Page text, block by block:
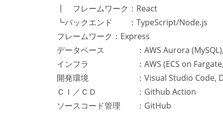
┃ フレームワーク：React
┗バックエンド ：TypeScript/Node.js
フレームワーク：Express
データベース ：AWS Aurora (MySQL),
インフラ ：AWS (ECS on Fargate,
開発環境 ：Visual Studio Code,
ＣＩ／ＣＤ ：Github Action
ソースコード管理 ：GitHub